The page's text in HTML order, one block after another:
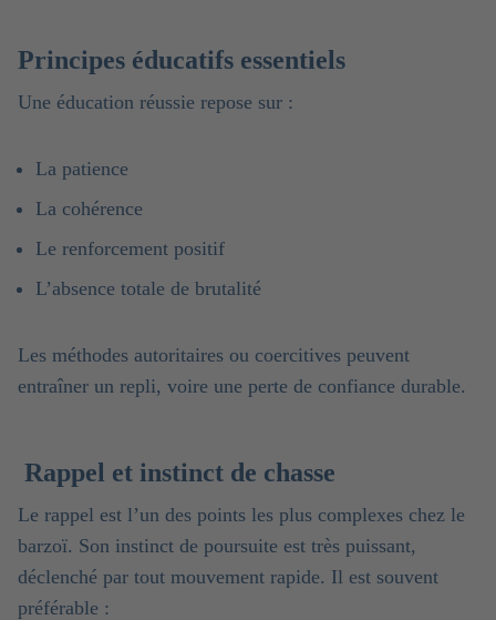
Principes éducatifs essentiels
Une éducation réussie repose sur :
La patience
La cohérence
Le renforcement positif
L’absence totale de brutalité
Les méthodes autoritaires ou coercitives peuvent
entraîner un repli, voire une perte de confiance durable.
Rappel et instinct de chasse
Le rappel est l’un des points les plus complexes chez le
barzoï. Son instinct de poursuite est très puissant,
déclenché par tout mouvement rapide. Il est souvent
préférable :